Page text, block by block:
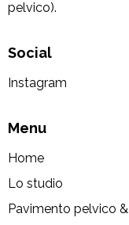
pelvico).
Social
Instagram
Menu
Home
Lo studio
Pavimento pelvico